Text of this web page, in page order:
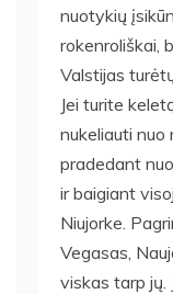
nuotykių
rokenroliškai,
Valstijas
Jei turite
nukeliauti nuo
pradedant
ir baigiant
Niujorke.
Vegasas,
viskas tarp jų.